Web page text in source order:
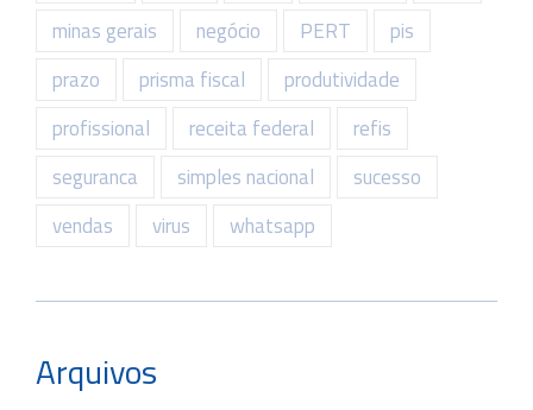
minas gerais
negócio PERT
pis
prazo
prisma fiscal
produtividade
profissional
receita federal
refis
seguranca
simples nacional
sucesso
vendas
virus whatsapp
Arquivos